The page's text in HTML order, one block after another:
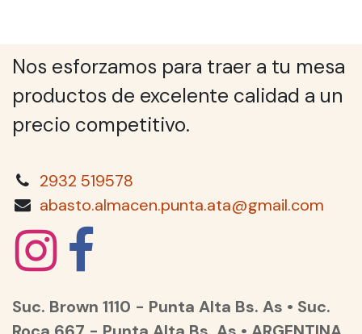
Nos esforzamos para traer a tu mesa
productos de excelente calidad a un
precio competitivo.
2932 519578
abasto.almacen.punta.ata@gmail.com
Suc. Brown 1110 - Punta Alta Bs. As • Suc.